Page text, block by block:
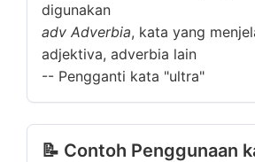
digunakan
adv Adverbia, kata yang
adjektiva, adverbia lain
-- Pengganti kata "ultra"
📝 Contoh Penggunaan